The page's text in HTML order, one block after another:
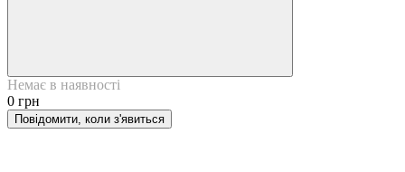
Немає в наявності
0 грн
Повідомити, коли з'явиться